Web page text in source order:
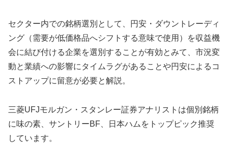
セクター内での銘柄選別として、円安・ダウントレーディ
ング（需要が低価格品へシフトする意味で使用）を収益機
会に結び付ける企業を選別することが有効とみて、市況変
動と業績への影響にタイムラグがあることや円安によるコ
ストアップに留意が必要と解説。
三菱UFJモルガン・スタンレー証券アナリストは個別銘柄
に味の素、サントリーBF、日本ハムをトップピック推奨
しています。